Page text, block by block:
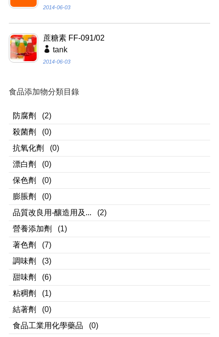
2014-06-03
蔗糖素 FF-091/02
tank
2014-06-03
食品添加物分類目錄
防腐劑
(2)
殺菌劑
(0)
抗氧化劑
(0)
漂白劑
(0)
保色劑
(0)
膨脹劑
(0)
品質改良用-釀造用及...
(2)
營養添加劑
(1)
著色劑
(7)
調味劑
(3)
甜味劑
(6)
粘稠劑
(1)
結著劑
(0)
食品工業用化學藥品
(0)